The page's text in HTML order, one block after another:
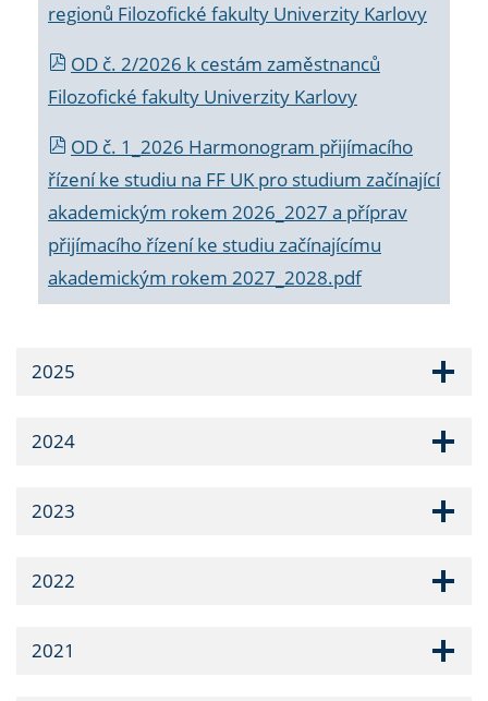
regionů Filozofické fakulty Univerzity Karlovy
OD č. 2/2026 k cestám zaměstnanců
Filozofické fakulty Univerzity Karlovy
OD č. 1_2026 Harmonogram přijímacího
řízení ke studiu na FF UK pro studium začínající
akademickým rokem 2026_2027 a příprav
přijímacího řízení ke studiu začínajícímu
akademickým rokem 2027_2028.pdf
2025
2024
2023
2022
2021